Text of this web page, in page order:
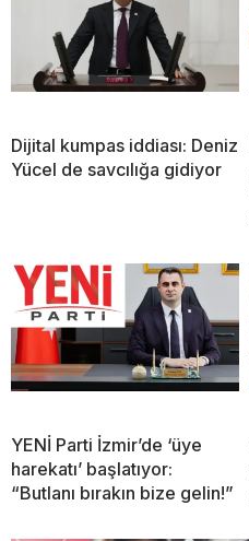
Dijital kumpas iddiası: Deniz
Yücel de savcılığa gidiyor
YENİ Parti İzmir’de ‘üye
harekatı’ başlatıyor:
“Butlanı bırakın bize gelin!”